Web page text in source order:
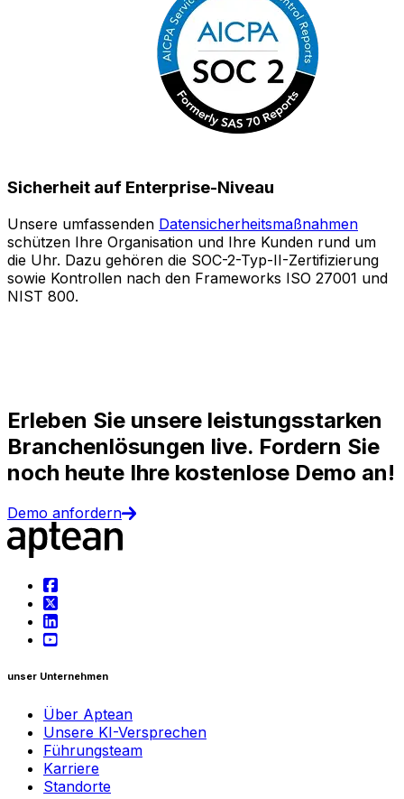
Sicherheit auf Enterprise-Niveau
Unsere umfassenden Datensicherheitsmaßnahmen
schützen Ihre Organisation und Ihre Kunden rund um
die Uhr. Dazu gehören die SOC-2-Typ-II-Zertifizierung
sowie Kontrollen nach den Frameworks ISO 27001 und
NIST 800.
Erleben Sie unsere leistungsstarken
Branchenlösungen live. Fordern Sie
noch heute Ihre kostenlose Demo an!
Demo anfordern
unser Unternehmen
Über Aptean
Unsere KI-Versprechen
Führungsteam
Karriere
Standorte